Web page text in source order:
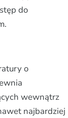
do
o
wewnątrz
najbardziej